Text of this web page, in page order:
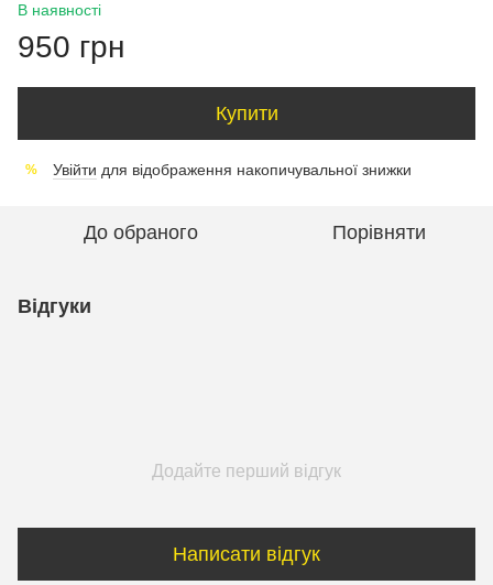
В наявності
950 грн
Купити
% Увійти для відображення накопичувальної знижки
До обраного Порівняти
Відгуки
Додайте перший відгук
Написати відгук